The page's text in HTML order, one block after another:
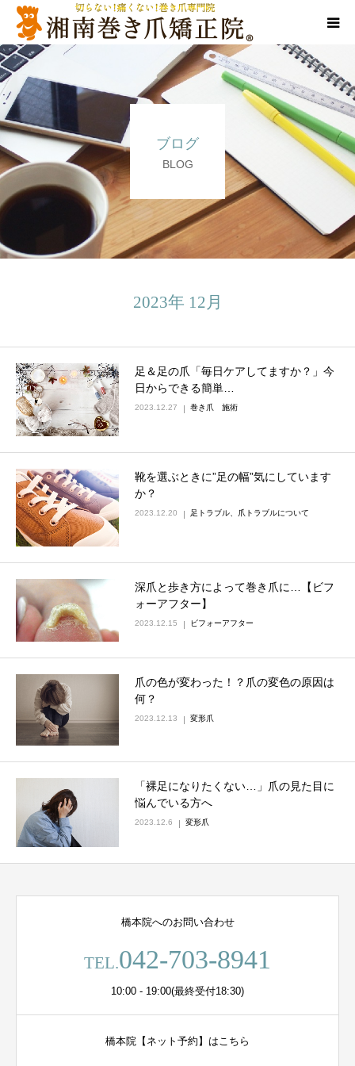
ブログ
BLOG
2023年 12月
足＆足の爪「毎日ケアしてますか？」今
日からできる簡単…
2023.12.27 巻き爪 施術
靴を選ぶときに”足の幅”気にしています
か？
2023.12.20 足トラブル、爪トラブルについて
深爪と歩き方によって巻き爪に…【ビフ
ォーアフター】
2023.12.15 ビフォーアフター
爪の色が変わった！？爪の変色の原因は
何？
2023.12.13 変形爪
「裸足になりたくない…」爪の見た目に
悩んでいる方へ
2023.12.6 変形爪
橋本院へのお問い合わせ
TEL.042-703-8941
10:00 - 19:00(最終受付18:30)
橋本院【ネット予約】はこちら
施術方法
料金表
店舗情報
Q＆A